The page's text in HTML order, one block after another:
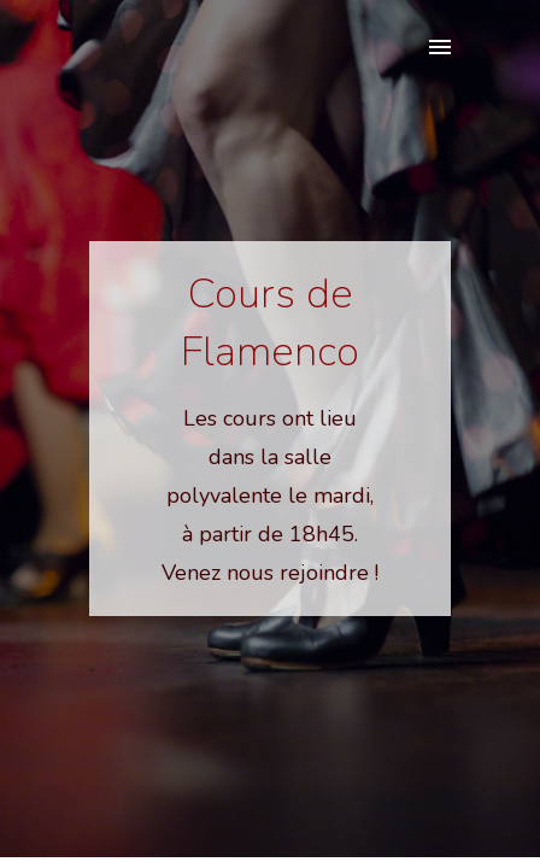
Cours de
Flamenco
Les cours ont lieu
dans la salle
polyvalente le mardi,
à partir de 18h45.
Venez nous rejoindre !